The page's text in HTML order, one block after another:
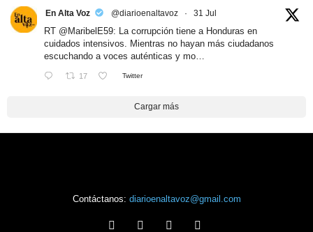
En Alta Voz @diarioenaltavoz · 31 Jul
RT @MaribelE59: La corrupción tiene a Honduras en
cuidados intensivos. Mientras no hayan más ciudadanos
escuchando a voces auténticas y mo…
17 Twitter
Cargar más
Contáctanos: diarioenaltavoz@gmail.com